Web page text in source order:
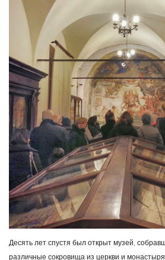
Десять лет спустя был открыт музей,
различные сокровища из церкви и